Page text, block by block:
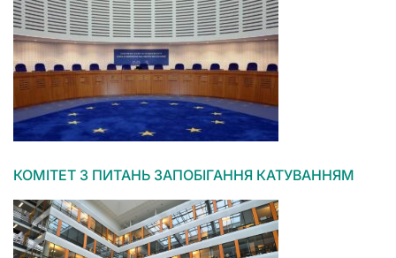
КОМІТЕТ З ПИТАНЬ ЗАПОБІГАННЯ КАТУВАННЯМ